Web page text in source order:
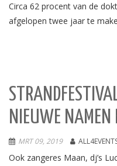
Circa 62 procent van de
afgelopen twee jaar te
NIEUWE NAMEN
MRT 09, 2019
Ook zangeres Maan, dj’s